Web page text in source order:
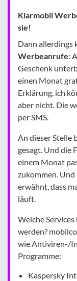
Klarmobil
sie!
Dann allerdings
Werbeanrufe:
Geschenk
einen Monat
Erklärung, ich
aber nicht. Die
per SMS.
An dieser Stelle
gesagt. Und die
einem Monat
zukommen.
erwähnt, dass
läuft.
Welche
werden?
wie Antiviren-/
Programme:
Kaspersky